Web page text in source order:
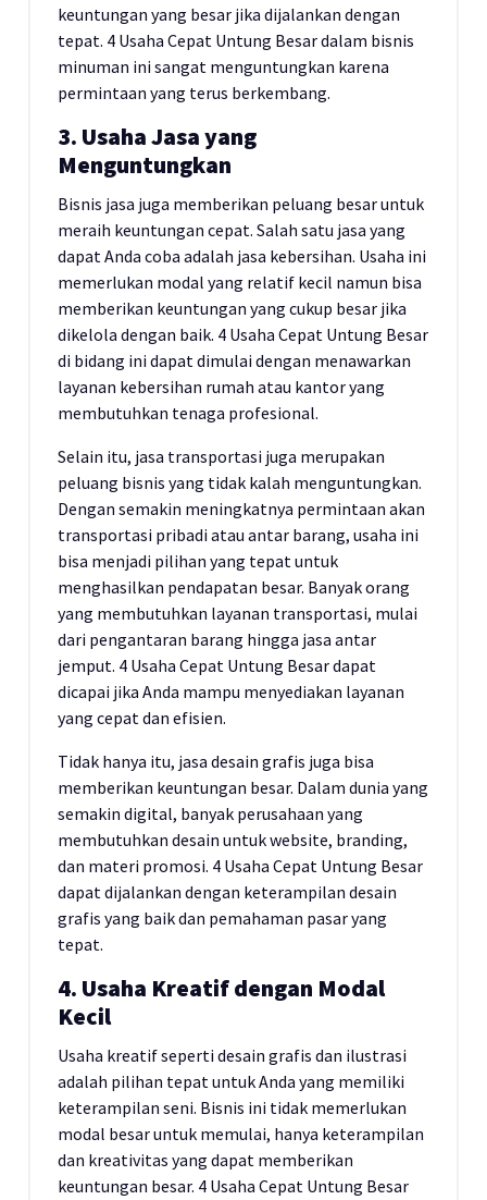
keuntungan yang besar jika dijalankan dengan
tepat. 4 Usaha Cepat Untung Besar dalam bisnis
minuman ini sangat menguntungkan karena
permintaan yang terus berkembang.
3. Usaha Jasa yang
Menguntungkan
Bisnis jasa juga memberikan peluang besar untuk
meraih keuntungan cepat. Salah satu jasa yang
dapat Anda coba adalah jasa kebersihan. Usaha ini
memerlukan modal yang relatif kecil namun bisa
memberikan keuntungan yang cukup besar jika
dikelola dengan baik. 4 Usaha Cepat Untung Besar
di bidang ini dapat dimulai dengan menawarkan
layanan kebersihan rumah atau kantor yang
membutuhkan tenaga profesional.
Selain itu, jasa transportasi juga merupakan
peluang bisnis yang tidak kalah menguntungkan.
Dengan semakin meningkatnya permintaan akan
transportasi pribadi atau antar barang, usaha ini
bisa menjadi pilihan yang tepat untuk
menghasilkan pendapatan besar. Banyak orang
yang membutuhkan layanan transportasi, mulai
dari pengantaran barang hingga jasa antar
jemput. 4 Usaha Cepat Untung Besar dapat
dicapai jika Anda mampu menyediakan layanan
yang cepat dan efisien.
Tidak hanya itu, jasa desain grafis juga bisa
memberikan keuntungan besar. Dalam dunia yang
semakin digital, banyak perusahaan yang
membutuhkan desain untuk website, branding,
dan materi promosi. 4 Usaha Cepat Untung Besar
dapat dijalankan dengan keterampilan desain
grafis yang baik dan pemahaman pasar yang
tepat.
4. Usaha Kreatif dengan Modal
Kecil
Usaha kreatif seperti desain grafis dan ilustrasi
adalah pilihan tepat untuk Anda yang memiliki
keterampilan seni. Bisnis ini tidak memerlukan
modal besar untuk memulai, hanya keterampilan
dan kreativitas yang dapat memberikan
keuntungan besar. 4 Usaha Cepat Untung Besar